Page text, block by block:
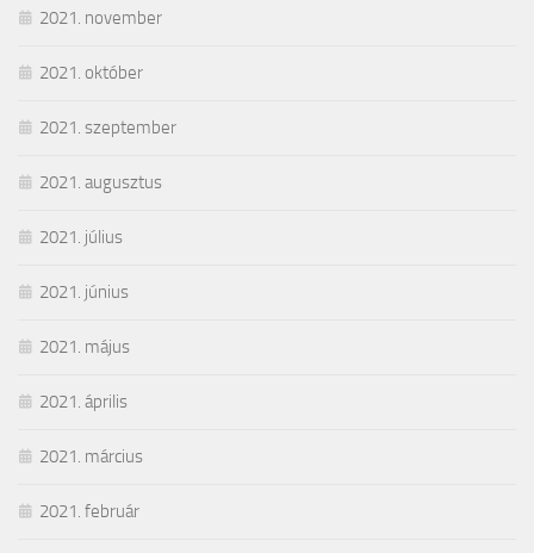
2021. november
2021. október
2021. szeptember
2021. augusztus
2021. július
2021. június
2021. május
2021. április
2021. március
2021. február